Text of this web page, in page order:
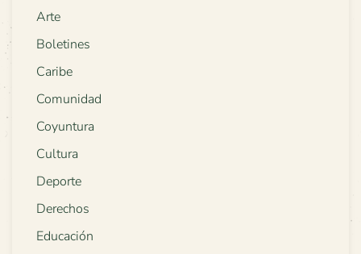
Arte
Boletines
Caribe
Comunidad
Coyuntura
Cultura
Deporte
Derechos
Educación